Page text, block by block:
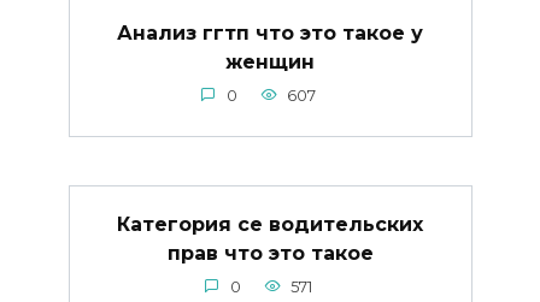
Анализ ггтп что это такое у
женщин
0 607
Категория се водительских
прав что это такое
0 571